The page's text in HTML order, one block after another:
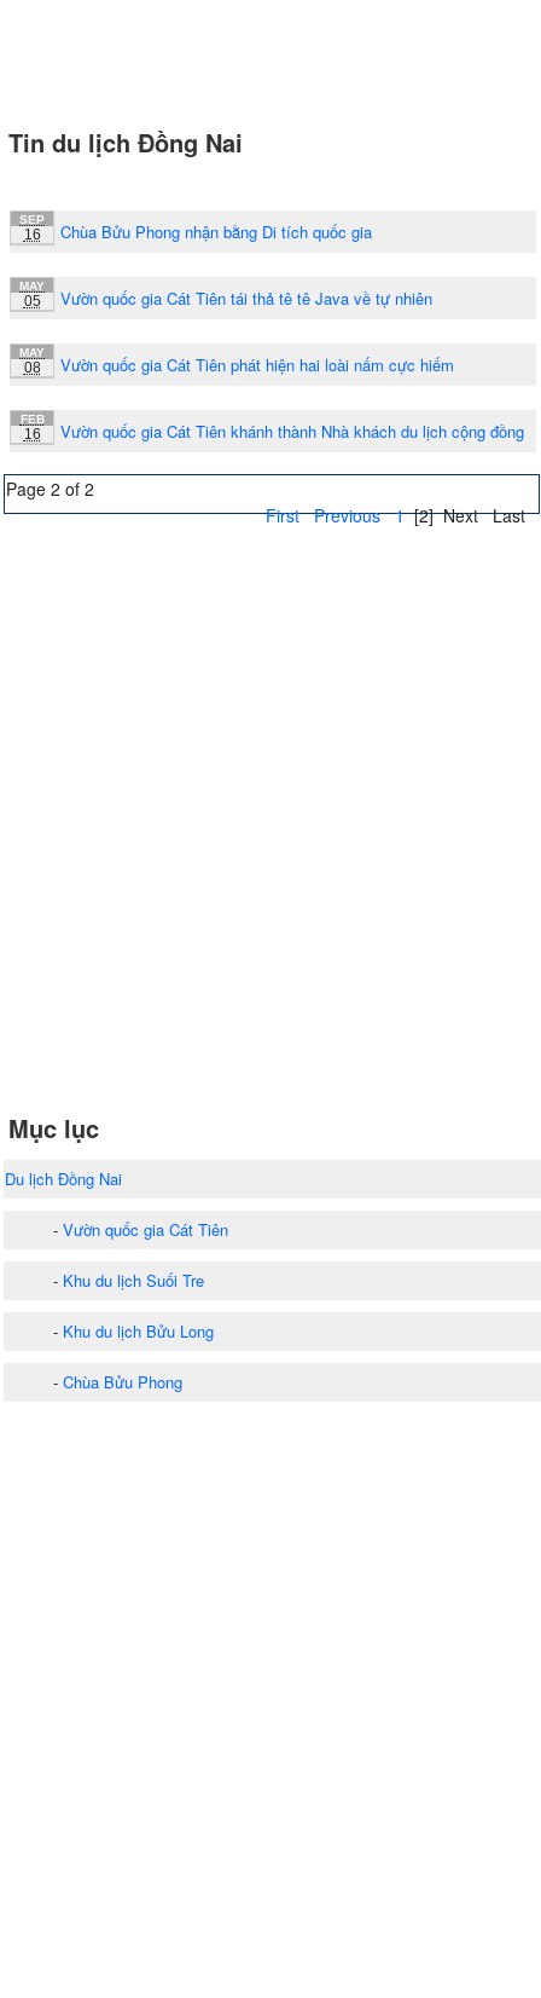
Tin du lịch Đồng Nai
SEP
16 Chùa Bửu Phong nhận bằng Di tích quốc gia
MAY
05 Vườn quốc gia Cát Tiên tái thả tê tê Java về tự nhiên
MAY
08 Vườn quốc gia Cát Tiên phát hiện hai loài nấm cực hiếm
FEB
16 Vườn quốc gia Cát Tiên khánh thành Nhà khách du lịch cộng đồng
Page 2 of 2
First Previous 1 [2] Next Last
Mục lục
Du lịch Đồng Nai
- Vườn quốc gia Cát Tiên
- Khu du lịch Suối Tre
- Khu du lịch Bửu Long
- Chùa Bửu Phong